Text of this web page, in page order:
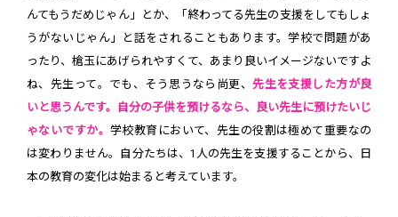
んてもうだめじゃん」とか、「終わってる先生の支援をしてもしょ
うがないじゃん」と話をされることもあります。学校で問題があ
ったり、槍玉にあげられやすくて、あまり良いイメージないですよ
ね、先生って。でも、そう思うなら尚更、先生を支援した方が良
いと思うんです。自分の子供を預けるなら、良い先生に預けたいじ
ゃないですか。 学校教育において、先生の役割は極めて重要なの
は変わりません。自分たちは、1人の先生を支援することから、日
本の教育の変化は始まると考えています。